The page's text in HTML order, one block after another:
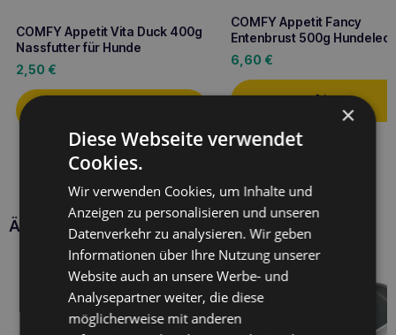
COMFY Appetit Vita Duck 400g
Nassfutter für Hunde
2,50 €
COMFY Appetit Fancy
Entenbrust 500g
6,60 €
Ähnliche Produkte
×
Diese Webseite verwendet
Cookies.
Wir verwenden Cookies, um Inhalte und
Anzeigen zu personalisieren und unseren
Datenverkehr zu analysieren. Wir geben
Informationen über Ihre Nutzung unserer
Website auch an unsere Werbe- und
Analysepartner weiter, die diese
möglicherweise mit anderen